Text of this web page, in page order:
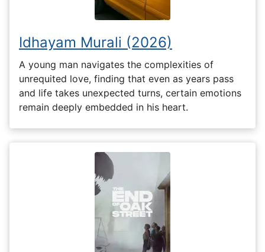
Idhayam Murali (2026)
A young man navigates the complexities of
unrequited love, finding that even as years pass
and life takes unexpected turns, certain emotions
remain deeply embedded in his heart.